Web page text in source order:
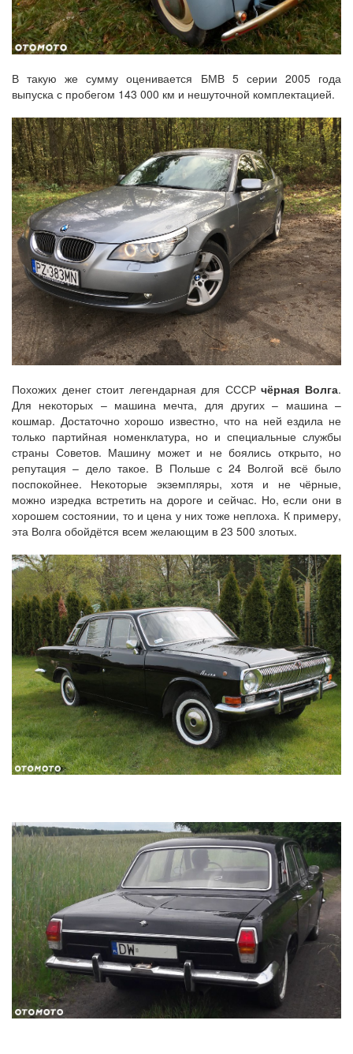
В такую же сумму оценивается БМВ 5 серии 2005 года
выпуска с пробегом 143 000 км и нешуточной комплектацией.
Похожих денег стоит легендарная для СССРчёрная Волга.
Для некоторых – машина мечта, для других – машина –
кошмар. Достаточно хорошо известно, что на ней ездила не
только партийная номенклатура, но и специальные службы
страны Советов. Машину может и не боялись открыто, но
репутация – дело такое. В Польше с 24 Волгой всё было
поспокойнее. Некоторые экземпляры, хотя и не чёрные,
можно изредка встретить на дороге и сейчас. Но, если они в
хорошем состоянии, то и цена у них тоже неплоха. К примеру,
эта Волга обойдётся всем желающим в 23 500 злотых.